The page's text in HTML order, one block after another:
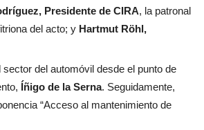
Presidente de CIRA, la patronal
del acto; y Hartmut Röhl,
del automóvil desde el punto de
Íñigo de la Serna. Seguidamente,
“Acceso al mantenimiento de